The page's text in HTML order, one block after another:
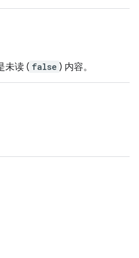
未读 ( false ) 内容。